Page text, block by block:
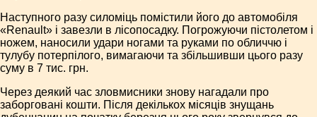
Наступного разу силоміць помістили його до автомобіля
«Renault» і завезли в лісопосадку. Погрожуючи пістолетом і
ножем, наносили удари ногами та руками по обличчю і
тулубу потерпілого, вимагаючи та збільшивши цього разу
суму в 7 тис. грн.
Через деякий час зловмисники знову нагадали про
заборговані кошти. Після декількох місяців знущань